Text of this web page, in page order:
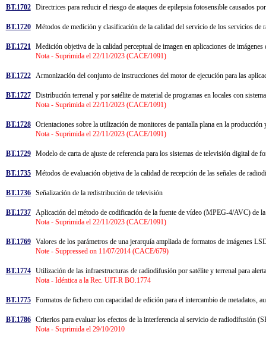
BT.1702 Directrices para reducir el riesgo de ataques de epilepsia fotosensible causados
BT.1720 Métodos de medición y clasificación de la calidad del servicio de los servicios
BT.1721
Medición objetiva de la calidad perceptual de imagen en aplicaciones de
Nota - Suprimida el 22/11/2023 (CACE/1091)
BT.1722 Armonización del conjunto de instrucciones del motor de ejecución para las
BT.1727 Distribución terrenal y por satélite de material de programas en locales con
Nota - Suprimida el 22/11/2023 (CACE/1091)
BT.1728 Orientaciones sobre la utilización de monitores de pantalla plana en la
Nota - Suprimida el 22/11/2023 (CACE/1091)
BT.1729 Modelo de carta de ajuste de referencia para los sistemas de televisión digital de
BT.1735 Métodos de evaluación objetiva de la calidad de recepción de las señales de
BT.1736 Señalización de la redistribución de televisión
BT.1737
Aplicación del método de codificación de la fuente de vídeo (MPEG-4/AVC) de
Nota - Suprimida el 22/11/2023 (CACE/1091)
BT.1769 Valores de los parámetros de una jerarquía ampliada de formatos de imágenes
Note - Suppressed on 11/07/2014 (CACE/679)
BT.1774 Utilización de las infraestructuras de radiodifusión por satélite y terrenal para
Nota - Idéntica a la Rec. UIT-R BO.1774
BT.1775 Formatos de fichero con capacidad de edición para el intercambio de
BT.1786 Criterios para evaluar los efectos de la interferencia al servicio de radiodifusión
Nota - Suprimida el 29/10/2010